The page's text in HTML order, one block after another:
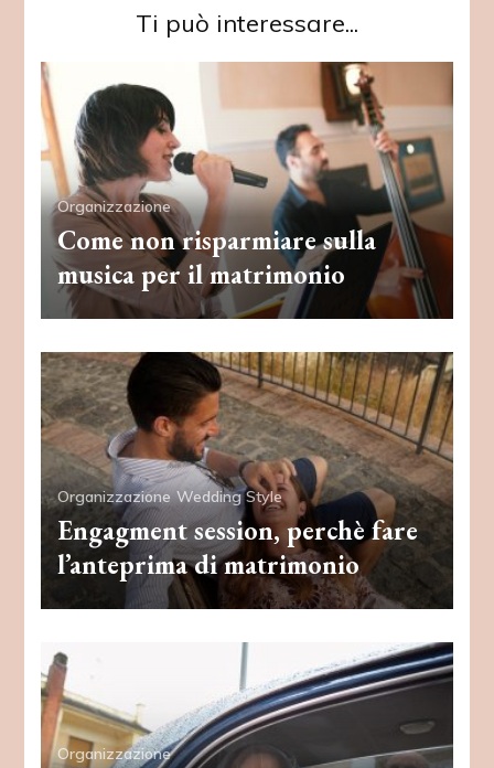
Ti può interessare...
Organizzazione
Come non risparmiare sulla
musica per il matrimonio
Organizzazione Wedding Style
Engagment session, perchè fare
l’anteprima di matrimonio
Organizzazione